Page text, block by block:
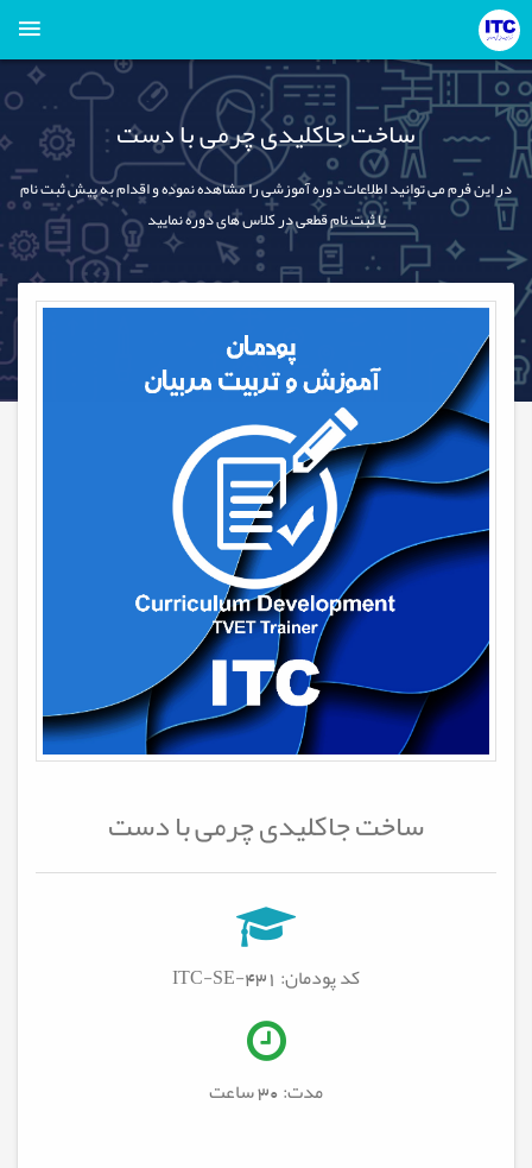
ساخت جاکلیدی چرمی با دست
در این فرم می توانید اطلاعات دوره آموزشی را مشاهده نموده و اقدام به پیش ثبت نام
یا ثبت نام قطعی در کلاس های دوره نمایید
ساخت جاکلیدی چرمی با دست
کد پودمان: ITC-SE-431
مدت: 30 ساعت